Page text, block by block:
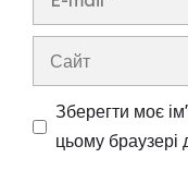
Сайт
Зберегти моє
цьому браузері